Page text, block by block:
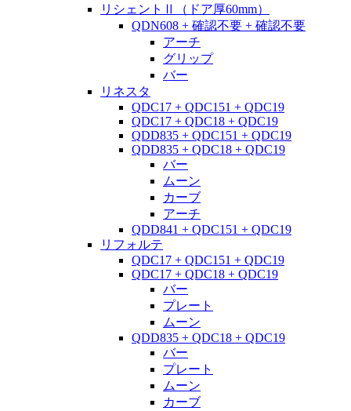
リシェントⅡ（ドア厚60mm）
QDN608 + 確認不要 + 確認不要
アーチ
グリップ
バー
リネスタ
QDC17 + QDC151 + QDC19
QDC17 + QDC18 + QDC19
QDD835 + QDC151 + QDC19
QDD835 + QDC18 + QDC19
バー
ムーン
カーブ
アーチ
QDD841 + QDC151 + QDC19
リフォルテ
QDC17 + QDC151 + QDC19
QDC17 + QDC18 + QDC19
バー
プレート
ムーン
QDD835 + QDC18 + QDC19
バー
プレート
ムーン
カーブ